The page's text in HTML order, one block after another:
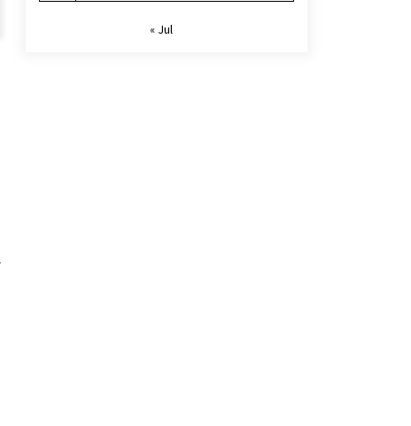
« Jul